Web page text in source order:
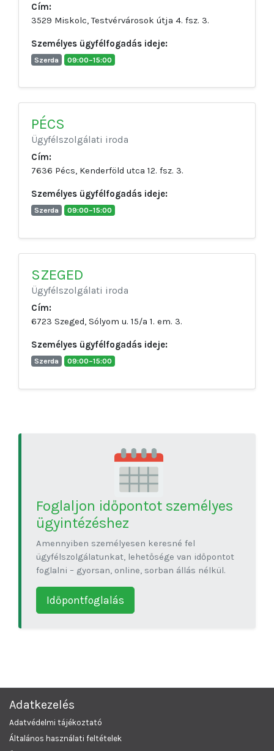
Cím:
3529 Miskolc, Testvérvárosok útja 4. fsz. 3.
Személyes ügyfélfogadás ideje:
Szerda 09:00–15:00
PÉCS
Ügyfélszolgálati iroda
Cím:
7636 Pécs, Kenderföld utca 12. fsz. 3.
Személyes ügyfélfogadás ideje:
Szerda 09:00–15:00
SZEGED
Ügyfélszolgálati iroda
Cím:
6723 Szeged, Sólyom u. 15/a 1. em. 3.
Személyes ügyfélfogadás ideje:
Szerda 09:00–15:00
Foglaljon időpontot személyes
ügyintézéshez
Amennyiben személyesen keresné fel
ügyfélszolgálatunkat, lehetősége van időpontot
foglalni – gyorsan, online, sorban állás nélkül.
Időpontfoglalás
Adatkezelés
Adatvédelmi tájékoztató
Általános használati feltételek